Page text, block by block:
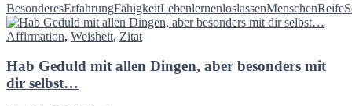
niedrig
ist,
alle
ohne
Einschränkung
dem
Menschen
den
Besitz
der
Vergangenheit.
BesonderesErfahrungFähigkeitLebenlernenloslassenMenschenReife
Affirmation, Weisheit, Zitat
Hab Geduld mit allen Dingen, aber besonders mit
dir selbst…